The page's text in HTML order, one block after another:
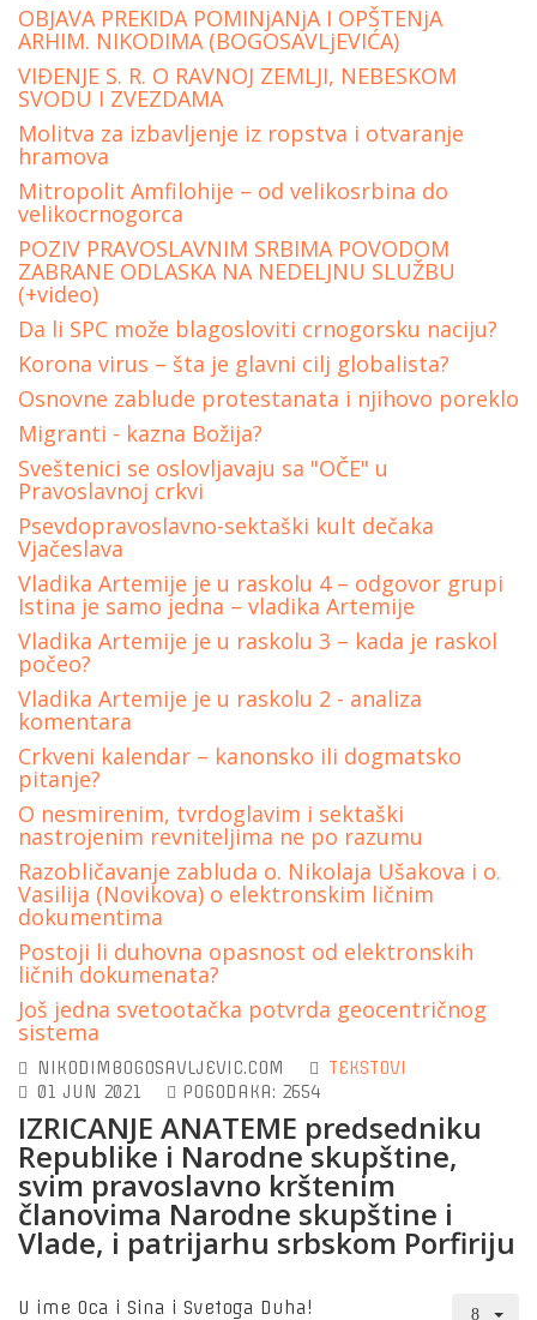
OBJAVA PREKIDA POMINjANjA I OPŠTENjA
ARHIM. NIKODIMA (BOGOSAVLjEVIĆA)
VIĐENJE S. R. O RAVNOJ ZEMLJI, NEBESKOM
SVODU I ZVEZDAMA
Molitva za izbavljenje iz ropstva i otvaranje
hramova
Mitropolit Amfilohije – od velikosrbina do
velikocrnogorca
POZIV PRAVOSLAVNIM SRBIMA POVODOM
ZABRANE ODLASKA NA NEDELJNU SLUŽBU
(+video)
Da li SPC može blagosloviti crnogorsku naciju?
Korona virus – šta je glavni cilj globalista?
Osnovne zablude protestanata i njihovo poreklo
Migranti - kazna Božija?
Sveštenici se oslovljavaju sa "OČE" u
Pravoslavnoj crkvi
Psevdopravoslavno-sektaški kult dečaka
Vjačeslava
Vladika Artemije je u raskolu 4 – odgovor grupi
Istina je samo jedna – vladika Artemije
Vladika Artemije je u raskolu 3 – kada je raskol
počeo?
Vladika Аrtemije je u raskolu 2 - analiza
komentara
Crkveni kalendar – kanonsko ili dogmatsko
pitanje?
O nesmirenim, tvrdoglavim i sektaški
nastrojenim revniteljima ne po razumu
Razobličavanje zabluda o. Nikolaja Ušakova i o.
Vasilija (Novikova) o elektronskim ličnim
dokumentima
Postoji li duhovna opasnost od elektronskih
ličnih dokumenata?
Još jedna svetootačka potvrda geocentričnog
sistema
NIKODIMBOGOSAVLJEVIC.COM
TEKSTOVI
01 JUN 2021
POGODAKA: 2654
IZRICANJE ANATEME predsedniku
Republike i Narodne skupštine,
svim pravoslavno krštenim
članovima Narodne skupštine i
Vlade, i patrijarhu srbskom Porfiriju
U ime Oca i Sina i Svetoga Duha!